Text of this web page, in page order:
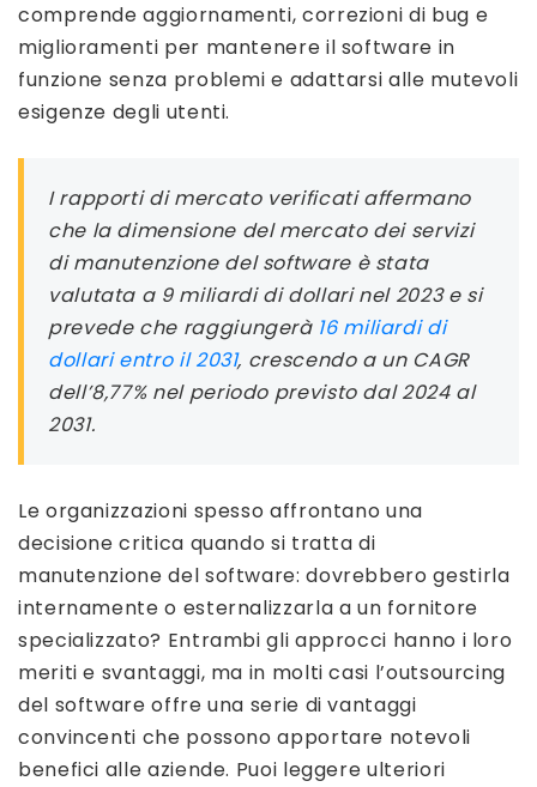
comprende aggiornamenti, correzioni di bug e
miglioramenti per mantenere il software in
funzione senza problemi e adattarsi alle mutevoli
esigenze degli utenti.
I rapporti di mercato verificati affermano
che la dimensione del mercato dei servizi
di manutenzione del software è stata
valutata a 9 miliardi di dollari nel 2023 e si
prevede che raggiungerà 16 miliardi di
dollari entro il 2031, crescendo a un CAGR
dell’8,77% nel periodo previsto dal 2024 al
2031.
Le organizzazioni spesso affrontano una
decisione critica quando si tratta di
manutenzione del software: dovrebbero gestirla
internamente o esternalizzarla a un fornitore
specializzato? Entrambi gli approcci hanno i loro
meriti e svantaggi, ma in molti casi l’outsourcing
del software offre una serie di vantaggi
convincenti che possono apportare notevoli
benefici alle aziende. Puoi leggere ulteriori